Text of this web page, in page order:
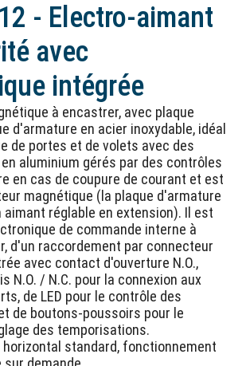
- Electro-aimant
avec
intégrée
à encastrer, avec plaque
d'armature en acier inoxydable, idéal
de portes et de volets avec des
aluminium gérés par des contrôles
en cas de coupure de courant et est
magnétique (la plaque d'armature
aimant réglable en extension). Il est
de commande interne à
d'un raccordement par connecteur
avec contact d'ouverture N.O.,
N.O. / N.C. pour la connexion aux
de LED pour le contrôle des
de boutons-poussoirs pour le
des temporisations.
standard, fonctionnement